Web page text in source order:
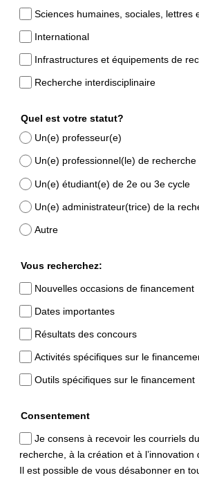
Sciences humaines, sociales, lettres
International
Infrastructures et équipements de
Recherche interdisciplinaire
Quel est votre statut?
Un(e) professeur(e)
Un(e) professionnel(le) de recherche
Un(e) étudiant(e) de 2e ou 3e cycle
Un(e) administrateur(trice) de la
Autre
Vous recherchez:
Nouvelles occasions de financement
Dates importantes
Résultats des concours
Activités spécifiques sur le
Outils spécifiques sur le financement
Consentement
Je consens à recevoir les courriels
recherche, à la création et à l’innovation
Il est possible de vous désabonner en